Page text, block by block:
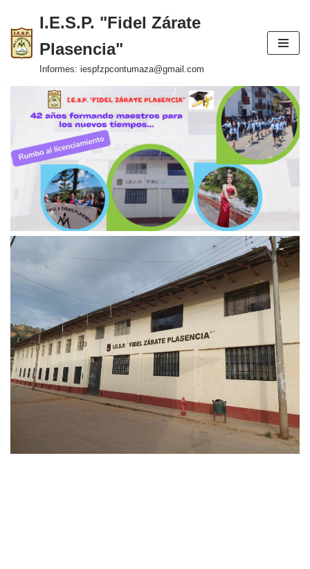
Saltar
al
contenido
I.E.S.P. "Fidel Zárate
Plasencia"
Informes: iespfzpcontumaza@gmail.com